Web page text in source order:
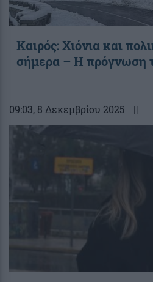
Καιρός: Χιόνια και
σήμερα – Η πρόγνωση
09:03, 8 Δεκεμβρίου 2025 ||